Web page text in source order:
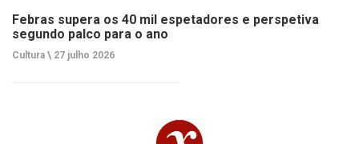
Febras supera os 40 mil espetadores e perspetiva
segundo palco para o ano
Cultura \ 27 julho 2026